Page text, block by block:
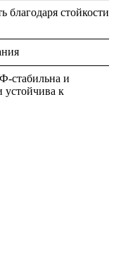
благодаря стойкости
стабильна и
устойчива к